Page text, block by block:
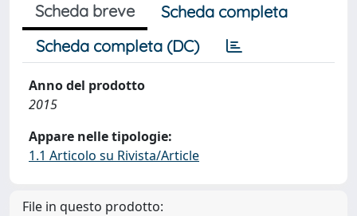
Scheda breve
Scheda completa
Scheda completa (DC)
Anno del prodotto
2015
Appare nelle tipologie:
1.1 Articolo su Rivista/Article
File in questo prodotto: